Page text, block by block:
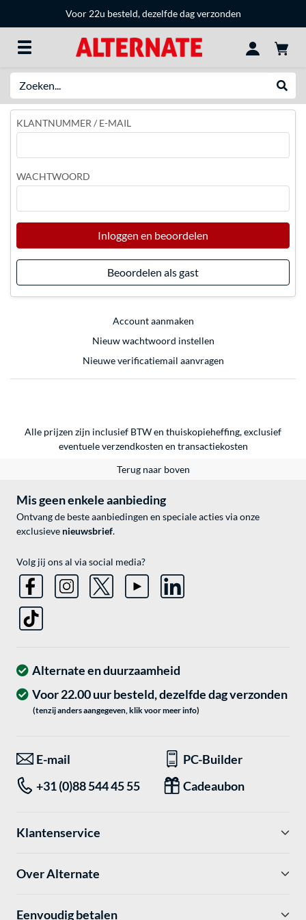
Voor 22u besteld, dezelfde dag verzonden
KLANTNUMMER / E-MAIL
WACHTWOORD
Inloggen en beoordelen
Beoordelen als gast
Account aanmaken
Nieuw wachtwoord instellen
Nieuwe verificatiemail aanvragen
Alle prijzen zijn inclusief BTW en thuiskopieheffing, exclusief
eventueleverzendkosten en transactiekosten
Terug naar boven
Mis geen enkele aanbieding
Ontvang de beste aanbiedingen en speciale acties via onze
exclusieve nieuwsbrief.
Volg jij ons al via social media?
Alternate en duurzaamheid
Voor 22.00 uur besteld, dezelfde dag verzonden
(tenzij anders aangegeven, klik voor meer info)
E-mail
PC-Builder
+31 (0)88 544 45 55
Cadeaubon
Klantenservice
Over Alternate
Eenvoudig betalen